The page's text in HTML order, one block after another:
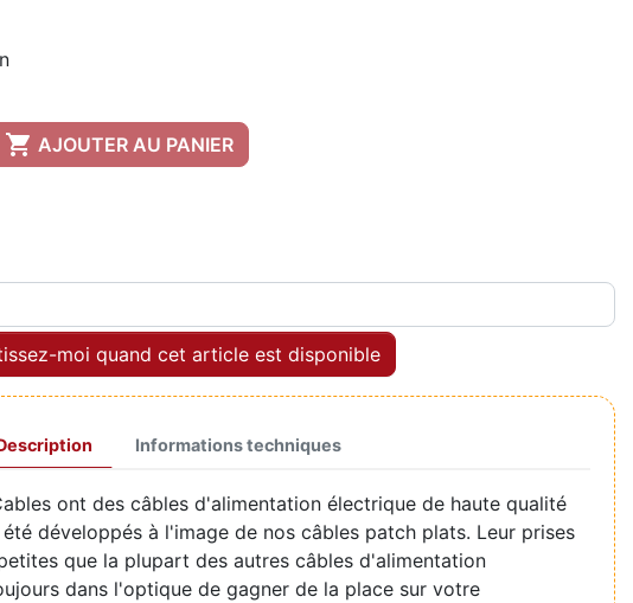
 AJOUTER AU PANIER
moi quand cet article est disponible
Informations techniques
ont des câbles d'alimentation électrique de haute qualité
développés à l'image de nos câbles patch plats. Leur prises
que la plupart des autres câbles d'alimentation
dans l'optique de gagner de la place sur votre